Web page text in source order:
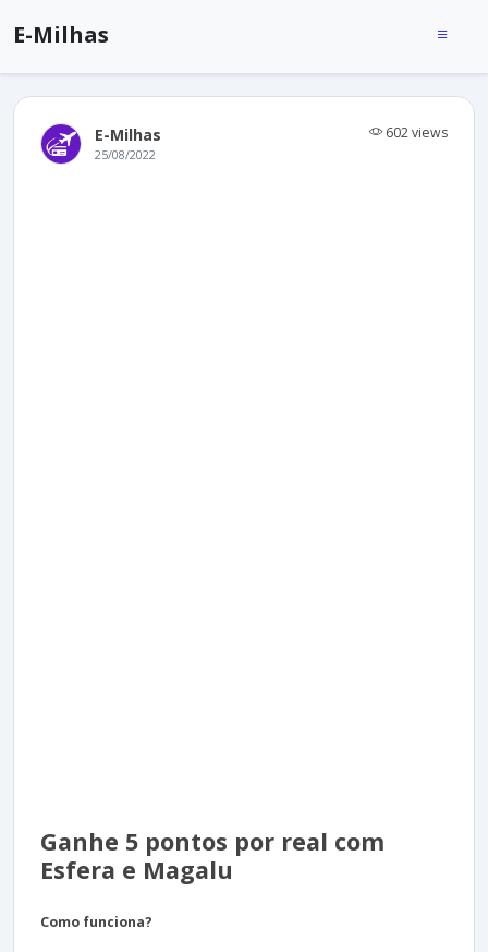
E-Milhas
E-Milhas 602 views
25/08/2022
Ganhe 5 pontos por real com
Esfera e Magalu
Como funciona?